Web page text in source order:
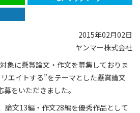
2015年02月02日
ヤンマー株式会社
象に懸賞論文・作文を募集しておりま
エイトする”をテーマとした懸賞論文
をいただきました。
論文13編・作文28編を優秀作品として